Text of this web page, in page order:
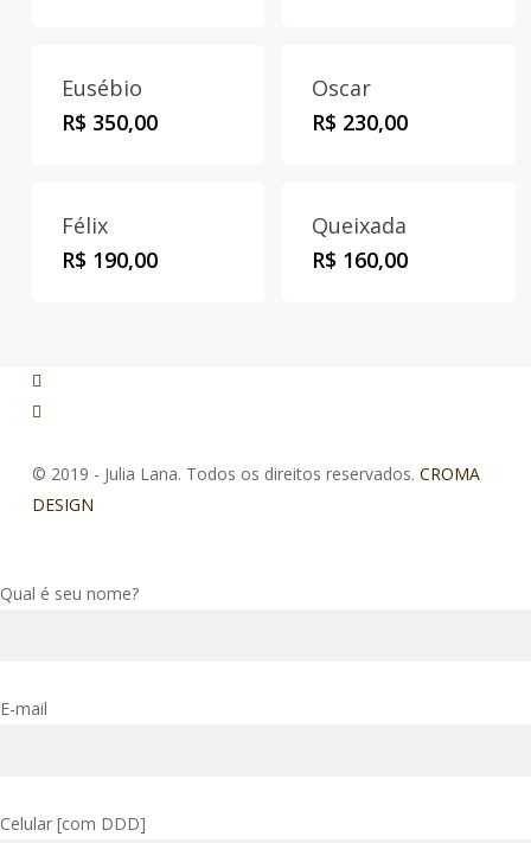
Eusébio
R$ 350,00
Oscar
R$ 230,00
Félix
R$ 190,00
Queixada
R$ 160,00
facebook
instagram
© 2019 - Julia Lana. Todos os direitos reservados. CROMA
DESIGN
Qual é seu nome?
E-mail
Celular [com DDD]